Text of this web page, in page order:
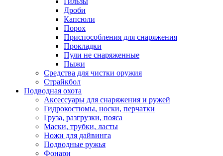
Дроби
Капсюли
Порох
Приспособления для снаряжения
Прокладки
Пули не снаряженные
Пыжи
Средства для чистки оружия
Страйкбол
Подводная охота
Аксессуары для снаряжения и ружей
Гидрокостюмы, носки, перчатки
Груза, разгрузки, пояса
Маски, трубки, ласты
Ножи для дайвинга
Подводные ружья
Фонари